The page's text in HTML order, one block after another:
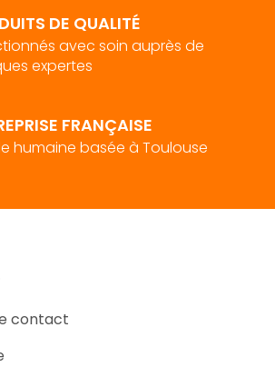
DE QUALITÉ
avec soin auprès de
expertes
FRANÇAISE
humaine basée à Toulouse
contact